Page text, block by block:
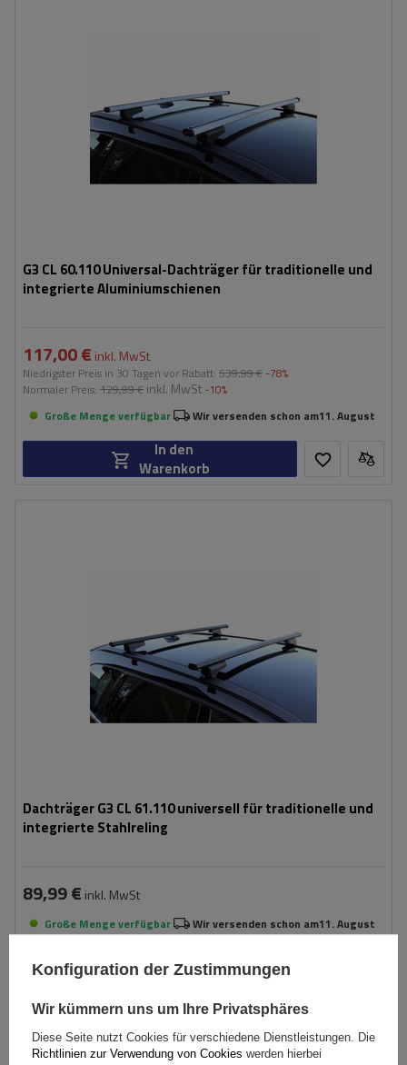
G3 CL 60.110 Universal-Dachträger für traditionelle und
integrierte Aluminiumschienen
117,00 € inkl. MwSt
Niedrigster Preis in 30 Tagen vor Rabatt: 539,99 € -78%
Normaler Preis: 129,99 € inkl. MwSt -10%
Große Menge verfügbar
Wir versenden schon am11. August
In den
Warenkorb
Dachträger G3 CL 61.110 universell für traditionelle und
integrierte Stahlreling
89,99 € inkl. MwSt
Große Menge verfügbar Wir versenden schon am11. August
Warenkorb
Konfiguration der Zustimmungen
Wir kümmern uns um Ihre Privatsphäres
Diese Seite nutzt Cookies für verschiedene Dienstleistungen. Die
Richtlinien zur Verwendung von Cookies werden hierbei